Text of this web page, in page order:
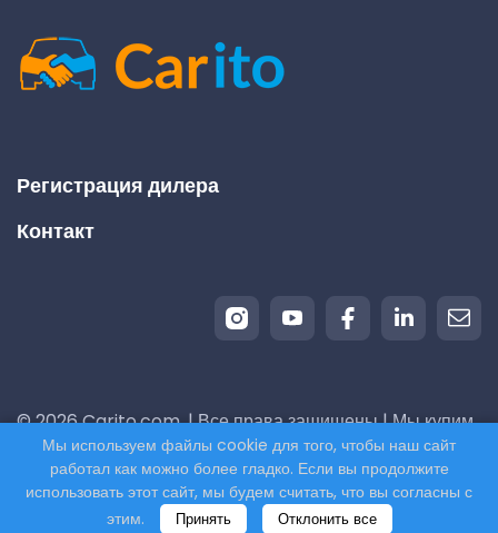
Регистрация дилера
Контакт
© 2026 Carito.com. | Все права защищены | Мы купим
ваш автомобиль по лучшей цене! | Powered by
CodiCo.io
Мы используем файлы cookie для того, чтобы наш сайт
работал как можно более гладко. Если вы продолжите
использовать этот сайт, мы будем считать, что вы согласны с
этим.
Принять Отклонить все